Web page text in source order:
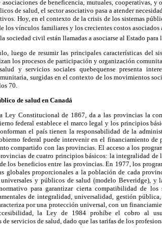
de beneficencia, mutuales, cooperativas, y
de salud, el sector asociativo pasa a atender
Hoy, en el contexto de la crisis de los sistemas
los vínculos familiares y los crecientes costos asociados
sociedad civil están llamadas a asociarse al Estado para
luego de resumir las principales características del
los procesos de participación y organización
y servicios sociales quebequense presenta
surgidas en el contexto de los movimientos
70.
de salud en Canadá
Ley Constitucional de 1867, da a las provincias la
federal establece el marco legal y los principios
el país tienen la responsabilidad de la
federal puede intervenir en el financiamiento de
compartido con las provincias. El acceso a los
de cuatro principios básicos: la integralidad
los beneficios entre las provincias. En 1977, los
globales proporcionales a la población de cada
universales y públicos de salud (modelo Beveridge), y
para garantizar cierta compatibilidad de
de integralidad, universalidad, gestión
por una protección universal, con un
la Ley de 1984 prohíbe el cobro al
de servicios de salud, dado que las tarifas de los